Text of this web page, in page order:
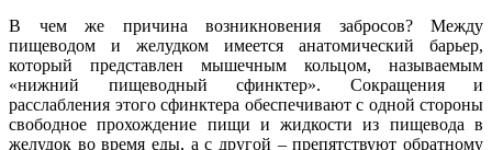
В чем же причина возникновения забросов? Между
пищеводом и желудком имеется анатомический барьер,
который представлен мышечным кольцом, называемым
«нижний пищеводный сфинктер». Сокращения и
расслабления этого сфинктера обеспечивают с одной стороны
свободное прохождение пищи и жидкости из пищевода в
желудок во время еды, а с другой – препятствуют обратному